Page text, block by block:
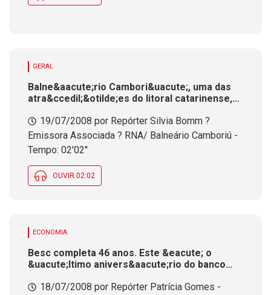
GERAL
Balne&aacute;rio Cambori&uacute;, uma das
atra&ccedil;&otilde;es do litoral catarinense,
Programa&ccedil;&atilde;o extensa para
marcar seu o anivers&aacute;rio.
19/07/2008 por Repórter Silvia Bomm ?
Emissora Associada ? RNA/ Balneário Camboriú -
Tempo: 02'02''
OUVIR 02:02
ECONOMIA
Besc completa 46 anos. Este &eacute; o
&uacute;ltimo anivers&aacute;rio do banco
18/07/2008 por Repórter Patrícia Gomes -